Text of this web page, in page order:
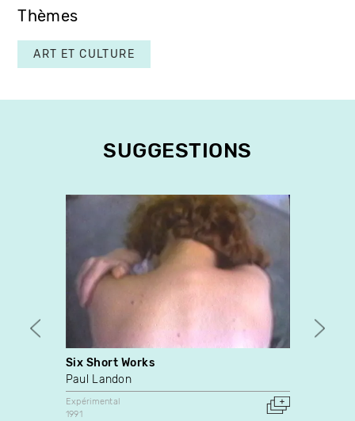
Thèmes
ART ET CULTURE
SUGGESTIONS
Six Short Works
Paul Landon
Expérimental
1991